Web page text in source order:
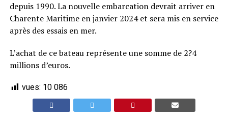
depuis 1990. La nouvelle embarcation devrait arriver en
Charente Maritime en janvier 2024 et sera mis en service
après des essais en mer.
L’achat de ce bateau représente une somme de 2?4
millions d’euros.
vues: 10 086